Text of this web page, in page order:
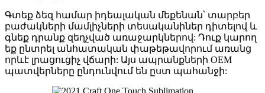
Գտեք ձեզ համար իդեալական մեքենան՝ տարբեր
բաժակների մամլիչների տեսականիներ դիտելով և
գնեք դրանք զեղչված առաջարկներով: Դուք կարող
եք ընտրել անհատական ​​փաթեթավորում առանց
որևէ լրացուցիչ վճարի: Այս ապրանքների OEM
պատվերները ընդունվում են ըստ պահանջի: